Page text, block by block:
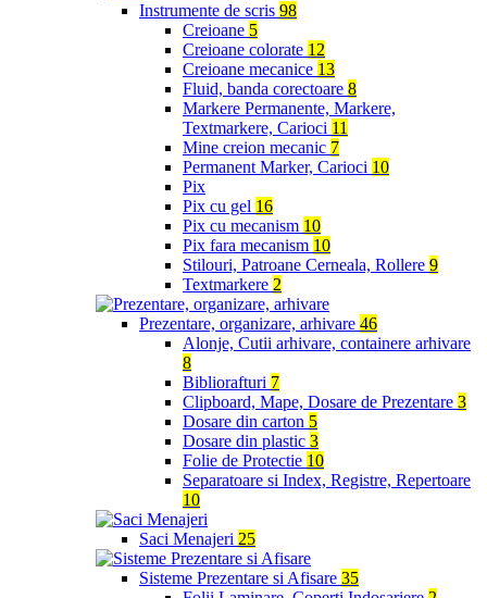
Instrumente de scris 98
Creioane 5
Creioane colorate 12
Creioane mecanice 13
Fluid, banda corectoare 8
Markere Permanente, Markere,
Textmarkere, Carioci 11
Mine creion mecanic 7
Permanent Marker, Carioci 10
Pix
Pix cu gel 16
Pix cu mecanism 10
Pix fara mecanism 10
Stilouri, Patroane Cerneala, Rollere 9
Textmarkere 2
Prezentare, organizare, arhivare 46
Alonje, Cutii arhivare, containere arhivare
8
Bibliorafturi 7
Clipboard, Mape, Dosare de Prezentare 3
Dosare din carton 5
Dosare din plastic 3
Folie de Protectie 10
Separatoare si Index, Registre, Repertoare
10
Saci Menajeri 25
Sisteme Prezentare si Afisare 35